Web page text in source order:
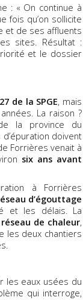
: « On continue à
fois qu’on sollicite
et de ses affluents
sites. Résultat :
et le dossier
de la SPGE, mais
La raison ?
la province du
doivent
Forrières venait à
six ans avant
à Forrières
d’égouttage
et les délais. La
réseau de chaleur,
les deux chantiers
les eaux usées du
qui interroge,